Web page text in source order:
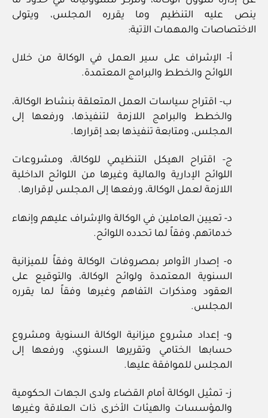
ينص عليه التنظيم وما يقرره المجلس، ويتولى
الاختصاصات والمهمات الآتية:
أ- الإشراف على سير العمل في الوكالة من خلال
اللوائح والخطط والبرامج المعتمدة.
ب- اقتراح سياسات العمل المتعلقة بنشاط الوكالة،
والخطط والبرامج اللازمة لتنفيذها، ورفعها إلى
المجلس، ومتابعة تنفيذها بعد إقرارها.
ج- اقتراح الهيكل التنظيمي للوكالة، ومشروعات
اللوائح الإدارية والمالية وغيرها من اللوائح الداخلية
اللازمة لعمل الوكالة، ورفعها إلى المجلس لإقرارها.
د- تعيين العاملين في الوكالة والإشراف عليهم وإنهاء
خدماتهم، وفقاً لما تحدده اللوائح.
ه- إصدار الأوامر بمصروفات الوكالة وفقاً للميزانية
السنوية المعتمدة ولوائح الوكالة، والتوقيع على
العقود ومذكرات التفاهم وغيرها وفقاً لما يقرره
المجلس.
و- إعداد مشروع ميزانية الوكالة السنوية ومشروع
حسابها الختامي وتقريرها السنوي، ورفعها إلى
المجلس للموافقة عليها.
ز- تمثيل الوكالة أمام القضاء ولدى الجهات الحكومية
والمؤسسات والهيئات الأخرى ذات العلاقة وغيرها